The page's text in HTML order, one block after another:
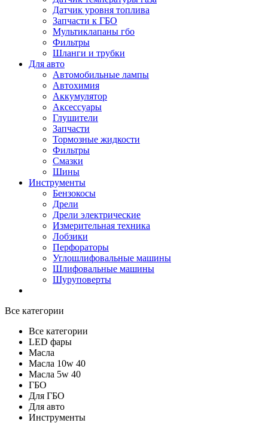
Датчик уровня топлива
Запчасти к ГБО
Мультиклапаны гбо
Фильтры
Шланги и трубки
Для авто
Автомобильные лампы
Автохимия
Аккумулятор
Аксессуары
Глушители
Запчасти
Тормозные жидкости
Фильтры
Смазки
Шины
Инструменты
Бензокосы
Дрели
Дрели электрические
Измерительная техника
Лобзики
Перфораторы
Углошлифовальные машины
Шлифовальные машины
Шуруповерты
Все категории
Все категории
LED фары
Масла
Масла 10w 40
Масла 5w 40
ГБО
Для ГБО
Для авто
Инструменты